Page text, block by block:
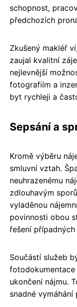
schopnost,
předchozích
Zkušený makléř
zaujal kvalitní
nejlevnější
fotografiím a
byt rychleji a
Sepsání a
Kromě výběru
smluvní vztah.
neuhrazenému
zdlouhavým
vyladěnou
povinnosti obou
řešení případných
Součástí služeb
ukončení nájmu.
snadné